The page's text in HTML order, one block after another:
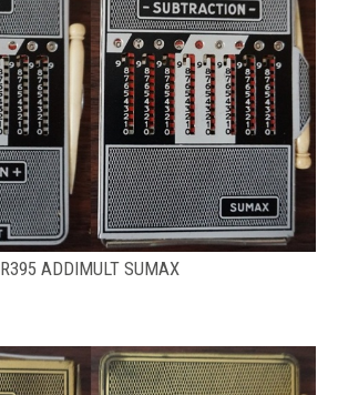
R395 ADDIMULT SUMAX